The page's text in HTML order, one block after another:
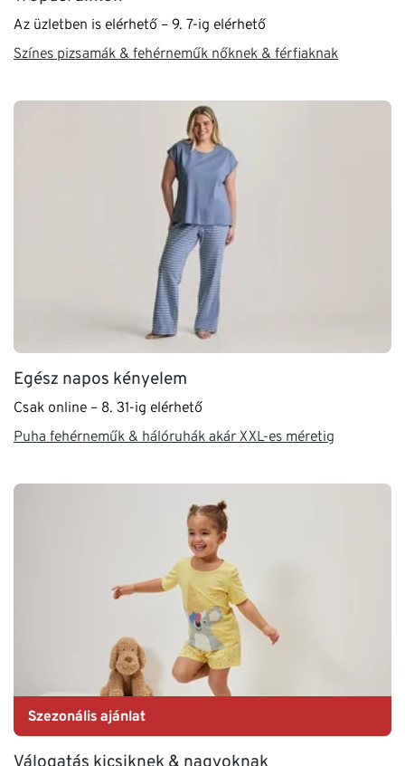
Az üzletben is elérhető – 9. 7-ig elérhető
Színes pizsamák & fehérneműk nőknek & férfiaknak
Egész napos kényelem
Csak online – 8. 31-ig elérhető
Puha fehérneműk & hálóruhák akár XXL-es méretig
Szezonális ajánlat
Válogatás kicsiknek & nagyoknak